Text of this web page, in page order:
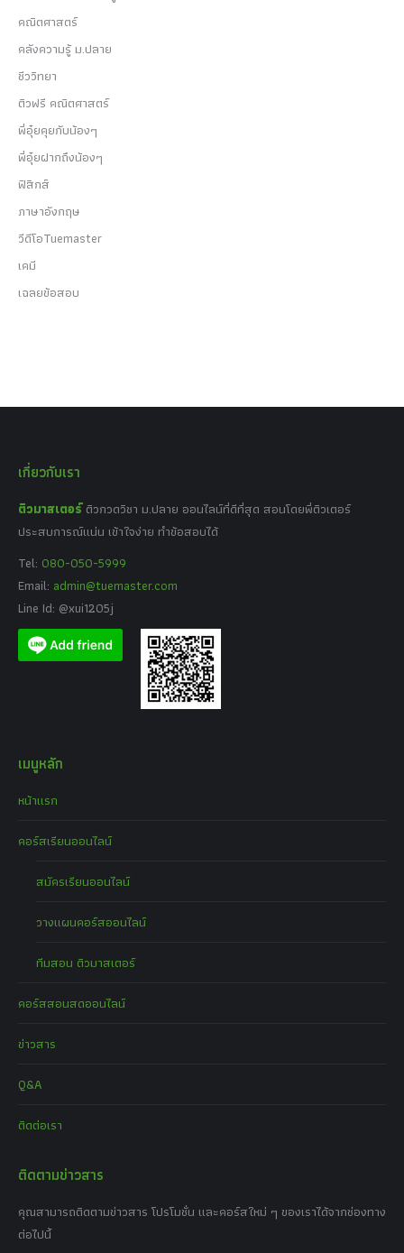
คณิตศาสตร์
คลังความรู้ ม.ปลาย
ชีววิทยา
ติวฟรี คณิตศาสตร์
พี่อุ๋ยคุยกับน้องๆ
พี่อุ๋ยฝากถึงน้องๆ
ฟิสิกส์
ภาษาอังกฤษ
วีดีโอTuemaster
เคมี
เฉลยข้อสอบ
เกี่ยวกับเรา
ติวมาสเตอร์ ติวกวดวิชา ม.ปลาย ออนไลน์ที่ดีที่สุด สอนโดยพี่ติวเตอร์
ประสบการณ์แน่น เข้าใจง่าย ทำข้อสอบได้
Tel: 080-050-5999
Email: admin@tuemaster.com
Line Id: @xui1205j
เมนูหลัก
หน้าแรก
คอร์สเรียนออนไลน์
สมัครเรียนออนไลน์
วางแผนคอร์สออนไลน์
ทีมสอน ติวมาสเตอร์
คอร์สสอนสดออนไลน์
ข่าวสาร
Q&A
ติดต่อเรา
ติดตามข่าวสาร
คุณสามารถติดตามข่าวสาร โปรโมชั่น และคอร์สใหม่ ๆ ของเราได้จากช่องทาง
ต่อไปนี้